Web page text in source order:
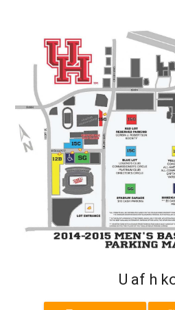
U af h